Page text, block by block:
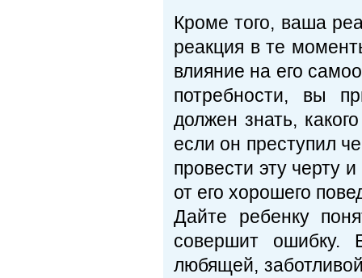
Кроме того, ваша
реакция в те
влияние на его
потребности, вы
должен знать,
если он преступил
провести эту черту
от его хорошего
Дайте ребенку
совершит ошибку.
любящей,